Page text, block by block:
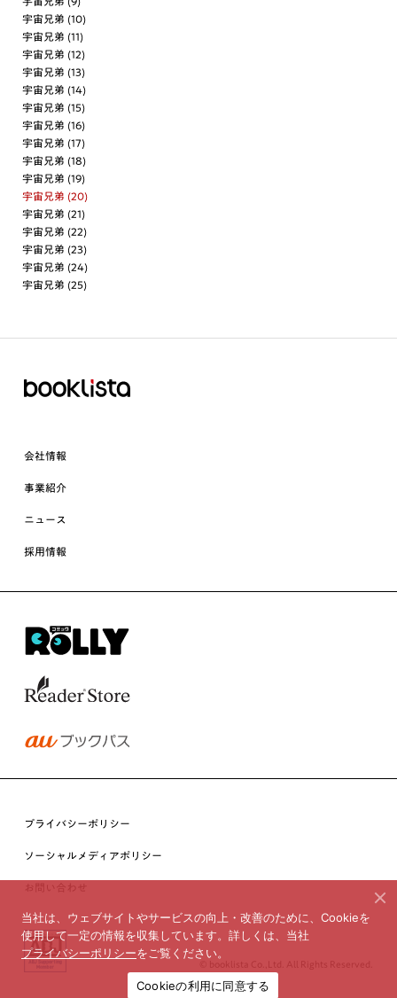
宇宙兄弟 (10)
宇宙兄弟 (11)
宇宙兄弟 (12)
宇宙兄弟 (13)
宇宙兄弟 (14)
宇宙兄弟 (15)
宇宙兄弟 (16)
宇宙兄弟 (17)
宇宙兄弟 (18)
宇宙兄弟 (19)
宇宙兄弟 (20)
宇宙兄弟 (21)
宇宙兄弟 (22)
宇宙兄弟 (23)
宇宙兄弟 (24)
宇宙兄弟 (25)
会社情報
事業紹介
ニュース
採用情報
プライバシーポリシー
ソーシャルメディアポリシー
お問い合わせ
© booklista Co.,Ltd. All Rights Reserved.
当社は、ウェブサイトやサービスの向上・改善のために、Cookieを
使用して一定の情報を収集しています。詳しくは、当社
プライバシーポリシーをご覧ください。
Cookieの利用に同意する